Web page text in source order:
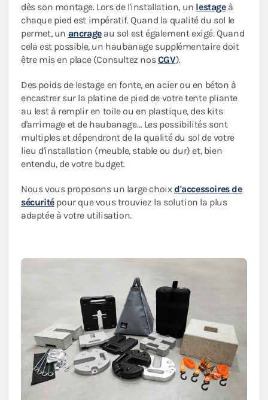
dès son montage. Lors de l'installation, un lestageà
chaque pied est impératif. Quand la qualité du sol le
permet, un ancrageau sol est également exigé. Quand
cela est possible, un haubanage supplémentaire doit
être mis en place (Consultez nosCGV).
Des poids de lestage en fonte, en acier ou en béton à
encastrer sur la platine de pied de votre tente pliante
au lest à remplir en toile ou en plastique, des kits
d'arrimage et de haubanage… Les possibilités sont
multiples et dépendront de la qualité du sol de votre
lieu d'installation (meuble, stable ou dur) et, bien
entendu, de votre budget.
Nous vous proposons un large choixd'accessoires de
sécuritépour que vous trouviez la solution la plus
adaptée à votre utilisation.